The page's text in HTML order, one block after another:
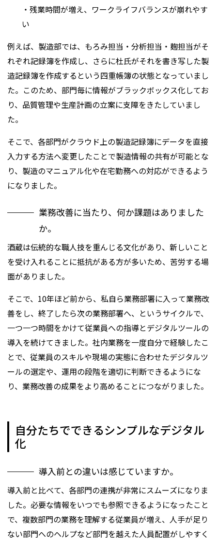
・残業時間が増え、ワークライフバランスが崩れやす
い
例えば、製造部では、もろみ担当・分析担当・麹担当がそ
れぞれ記録簿を作成し、さらに杜氏がそれを書き写した製
造記録簿を作成するという四重帳簿の状態となっていまし
た。このため、部門毎に情報がブラックボックス化してお
り、品質管理や生産計画の立案に支障をきたしていまし
た。
そこで、各部門がクラウド上の製造記録簿にデータを直接
入力する方法へ変更したことで製造情報の共有が可能とな
り、製造のマニュアル化や在宅勤務への対応ができるよう
になりました。
業務改善に当たり、何か課題はありました
か。
酒蔵は伝統的な職人技を重んじる文化があり、新しいこと
を受け入れることに抵抗がある方が多いため、苦労する場
面がありました。
そこで、10年ほど前から、私自ら業務部署に入って業務改
善をし、終了したら次の業務部署へ、というサイクルで、
一つ一つ時間をかけて従業員への指導とデジタルツールの
導入を続けてきました。社内業務を一度自分で経験したこ
とで、従業員のスキルや現場の実態に合わせたデジタルツ
ールの選定や、運用の段階を適切に判断できるようにな
り、業務改善の成果をより高めることにつながりました。
自分たちでできるシンプルなデジタル
化
導入前との違いは感じていますか。
導入前と比べて、各部門の連携が非常にスムーズになりま
した。必要な情報をいつでも参照できるようになったこと
で、複数部門の業務を理解する従業員が増え、人手が足り
ない部門へのヘルプなど部門を越えた人員配置がしやすく